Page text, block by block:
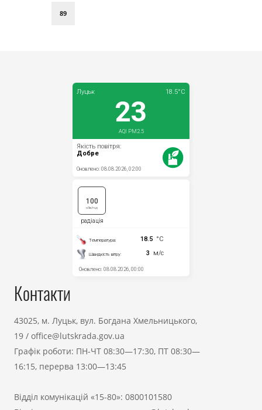
89
Контакти
43025, м. Луцьк, вул. Богдана Хмельницького,
19 / office@lutskrada.gov.ua
Графік роботи: ПН-ЧТ 08:30—17:30, ПТ 08:30—
16:15, перерва 13:00—13:45
Відділ комунікацій «15-80»: 0800101580